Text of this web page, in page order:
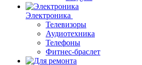
Электроника
Телевизоры
Аудиотехника
Телефоны
Фитнес-браслет